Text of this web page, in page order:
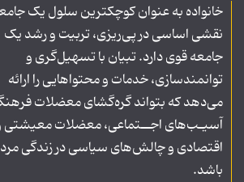
خانواده به عنوان کوچکترین سلول یک
نقشی اساسی در پی‌ریزی، تربیت و رشد یک
جامعه قوی دارد. تبیان با تسهیل‌گری و
توانمندسازی، خدمات و محتواهایی را ارائه
می‌دهد که بتواند گره‌گشای معضلات
آسیـب‌های اجــتماعی، معضلات معیشتی
اقتصادی و چالش‌های سیاسی در زندگی
باشد.